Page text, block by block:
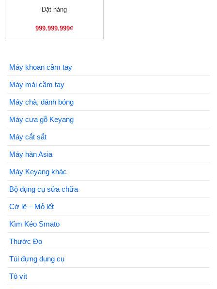
Đặt hàng
999.999.999₫
Máy khoan cầm tay
Máy mài cầm tay
Máy chà, đánh bóng
Máy cưa gỗ Keyang
Máy cắt sắt
Máy hàn Asia
Máy Keyang khác
Bộ dụng cụ sửa chữa
Cờ lê – Mỏ lết
Kìm Kéo Smato
Thước Đo
Túi đựng dụng cụ
Tô vít